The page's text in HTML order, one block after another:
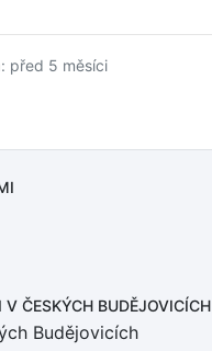
před 5 měsíci
V ČESKÝCH BUDĚJOVICÍCH
Budějovicích